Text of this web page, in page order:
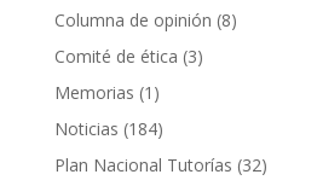
Columna de opinión (8)
Comité de ética (3)
Memorias (1)
Noticias (184)
Plan Nacional Tutorías (32)